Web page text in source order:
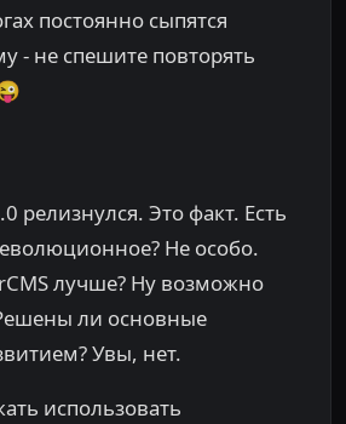
постоянно сыпятся
- не спешите повторять
релизнулся. Это факт. Есть
Не особо.
лучше? Ну возможно
ли основные
Увы, нет.
использовать